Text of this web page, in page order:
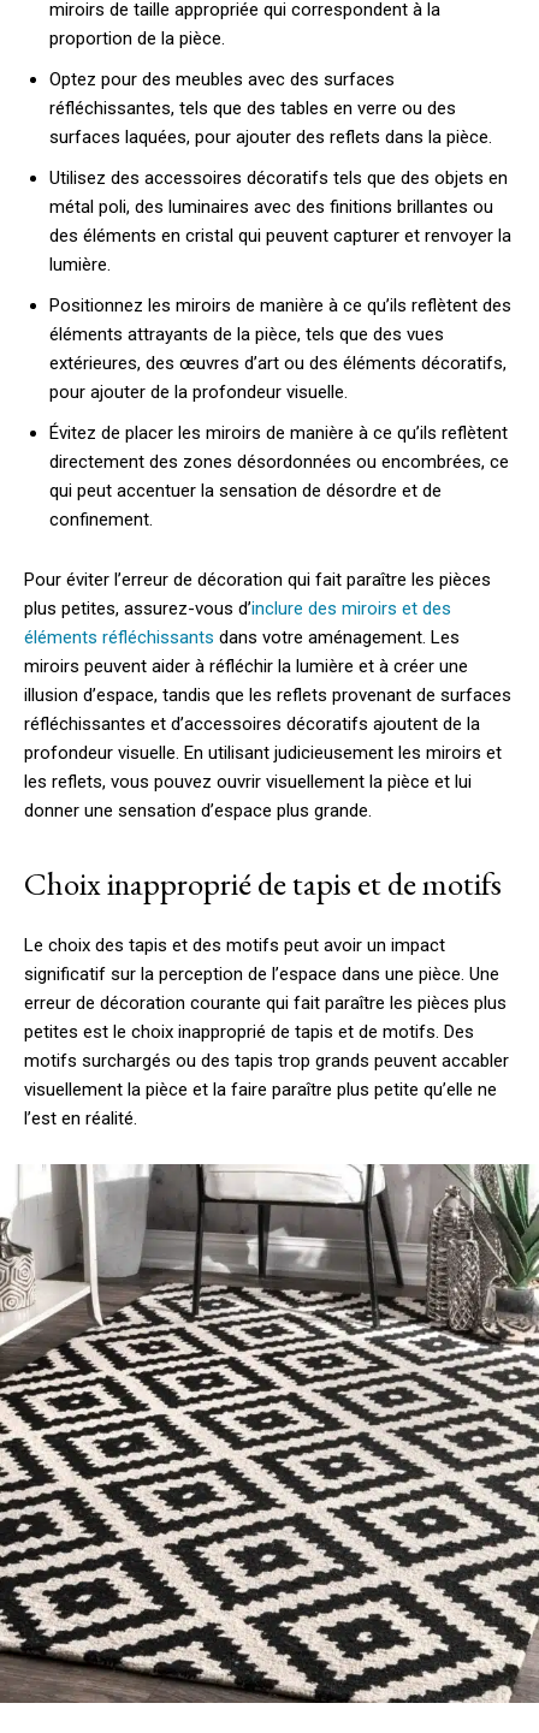
miroirs de taille appropriée qui correspondent à la
proportion de la pièce.
Optez pour des meubles avec des surfaces
réfléchissantes, tels que des tables en verre ou des
surfaces laquées, pour ajouter des reflets dans la pièce.
Utilisez des accessoires décoratifs tels que des objets en
métal poli, des luminaires avec des finitions brillantes ou
des éléments en cristal qui peuvent capturer et renvoyer la
lumière.
Positionnez les miroirs de manière à ce qu’ils reflètent des
éléments attrayants de la pièce, tels que des vues
extérieures, des œuvres d’art ou des éléments décoratifs,
pour ajouter de la profondeur visuelle.
Évitez de placer les miroirs de manière à ce qu’ils reflètent
directement des zones désordonnées ou encombrées, ce
qui peut accentuer la sensation de désordre et de
confinement.
Pour éviter l’erreur de décoration qui fait paraître les pièces
plus petites, assurez-vous d’inclure des miroirs et des
éléments réfléchissants dans votre aménagement. Les
miroirs peuvent aider à réfléchir la lumière et à créer une
illusion d’espace, tandis que les reflets provenant de surfaces
réfléchissantes et d’accessoires décoratifs ajoutent de la
profondeur visuelle. En utilisant judicieusement les miroirs et
les reflets, vous pouvez ouvrir visuellement la pièce et lui
donner une sensation d’espace plus grande.
Choix inapproprié de tapis et de motifs
Le choix des tapis et des motifs peut avoir un impact
significatif sur la perception de l’espace dans une pièce. Une
erreur de décoration courante qui fait paraître les pièces plus
petites est le choix inapproprié de tapis et de motifs. Des
motifs surchargés ou des tapis trop grands peuvent accabler
visuellement la pièce et la faire paraître plus petite qu’elle ne
l’est en réalité.